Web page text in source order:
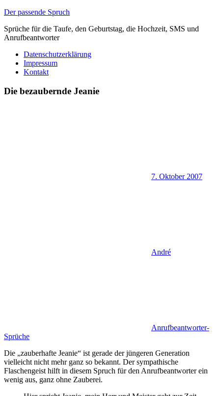
Zum
springen
Der passende Spruch
Sprüche für die Taufe, den Geburtstag, die Hochzeit, SMS und
Anrufbeantworter
Datenschutzerklärung
Impressum
Kontakt
Die bezaubernde Jeanie
7. Oktober 2007
André
Anrufbeantworter-
Sprüche
Die „zauberhafte Jeanie“ ist gerade der jüngeren Generation
vielleicht nicht mehr ganz so bekannt. Der sympathische
Flaschengeist hilft in diesem Spruch für den Anrufbeantworter ein
wenig aus, ganz ohne Zauberei.